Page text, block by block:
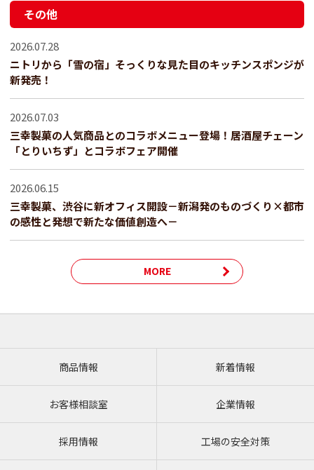
その他
2026.07.28
ニトリから「雪の宿」そっくりな見た目のキッチンスポンジが
新発売！
2026.07.03
三幸製菓の人気商品とのコラボメニュー登場！居酒屋チェーン
「とりいちず」とコラボフェア開催
2026.06.15
三幸製菓、渋谷に新オフィス開設－新潟発のものづくり×都市
の感性と発想で新たな価値創造へ－
MORE
商品情報 新着情報
お客様相談室 企業情報
採用情報 工場の安全対策